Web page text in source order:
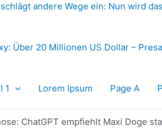
schlägt andere Wege ein: Nun wird
Über 20 Millionen US Dollar –
1 Lorem Ipsum Page A
ChatGPT empfiehlt Maxi Doge